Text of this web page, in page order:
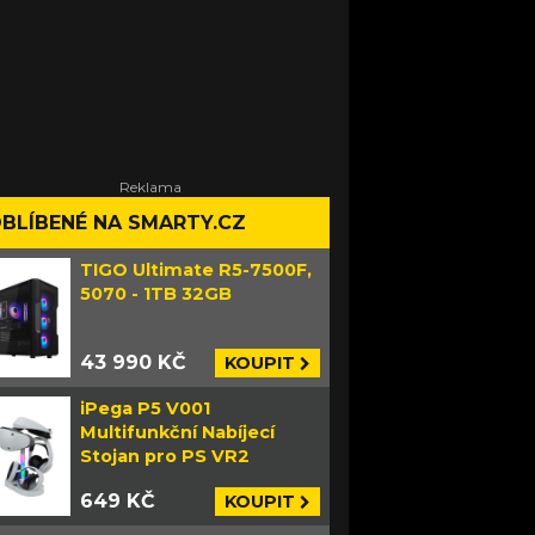
NA SMARTY.CZ
TIGO Ultimate R5-7500F,
5070 - 1TB 32GB
43 990 KČ KOUPIT
iPega P5 V001
Multifunkční Nabíjecí
Stojan pro PS VR2
649 KČ KOUPIT